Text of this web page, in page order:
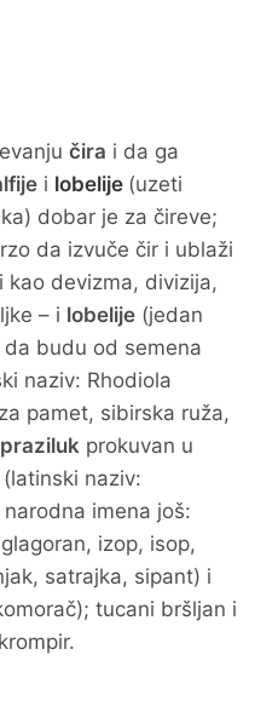
čira i da ga
i lobelije (uzeti
dobar je za čireve;
da izvuče čir i ublaži
kao devizma, divizija,
– i lobelije (jedan
budu od semena
naziv: Rhodiola
pamet, sibirska ruža,
praziluk prokuvan u
naziv:
imena još:
izop, isop,
satrajka, sipant) i
tucani bršljan i